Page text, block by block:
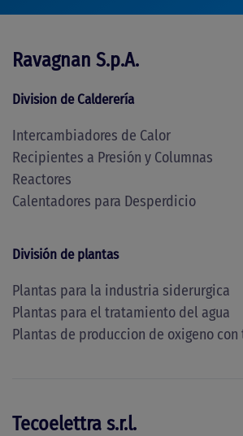
Ravagnan S.p.A.
Division de Calderería
Intercambiadores de Calor
Recipientes a Presión y Columnas
Reactores
Calentadores para Desperdicio
División de plantas
Plantas para la industria siderurgica
Plantas para el tratamiento del agua
Plantas de produccion de oxigeno con
Tecoelettra s.r.l.